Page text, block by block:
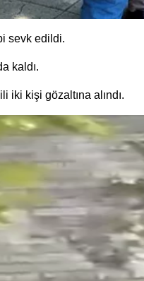
sevk edildi.
kaldı.
kişi gözaltına alındı.